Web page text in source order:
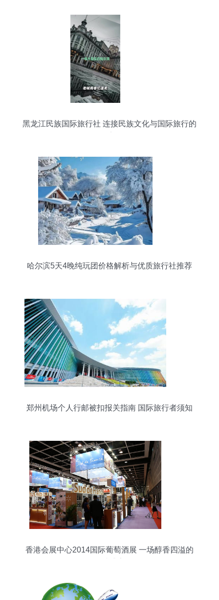
黑龙江民族国际旅行社 连接民族文化与国际旅行的
哈尔滨5天4晚纯玩团价格解析与优质旅行社推荐
郑州机场个人行邮被扣报关指南 国际旅行者须知
香港会展中心2014国际葡萄酒展 一场醇香四溢的